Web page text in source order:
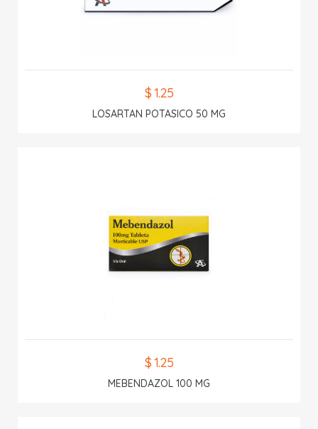
$ 1.25
LOSARTAN POTASICO 50 MG
$ 1.25
MEBENDAZOL 100 MG